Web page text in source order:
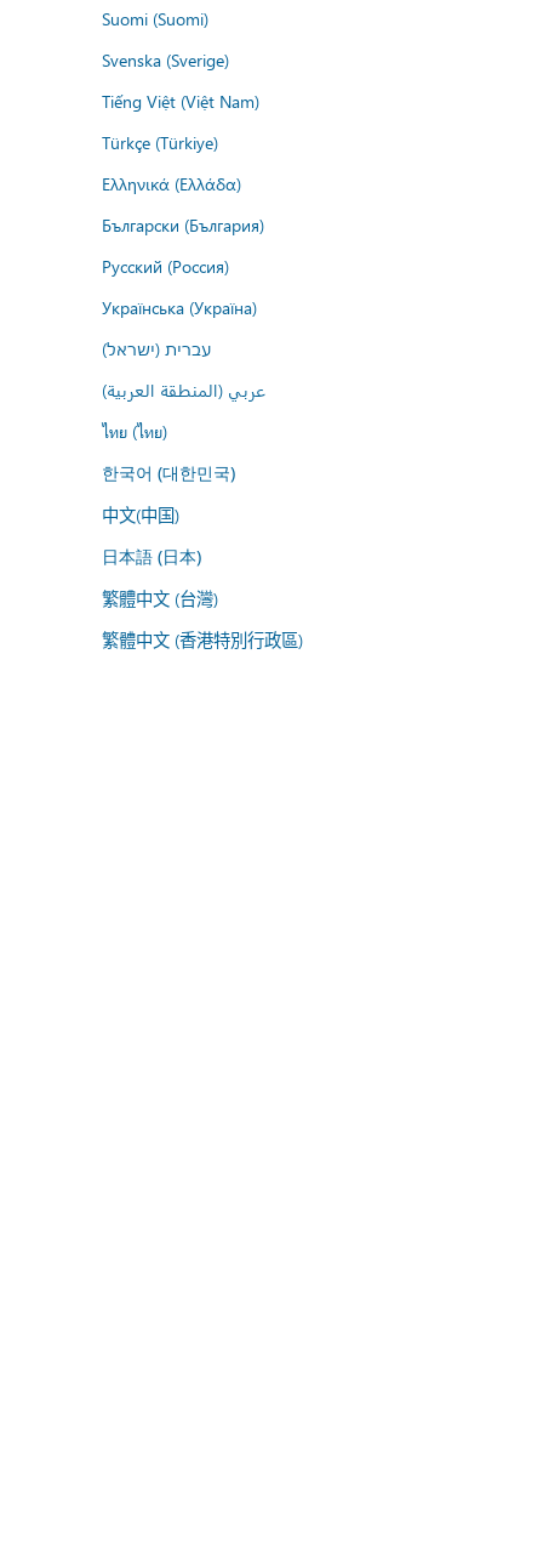
Suomi (Suomi)
Svenska (Sverige)
Tiếng Việt (Việt Nam)
Türkçe (Türkiye)
Ελληνικά (Ελλάδα)
Български (България)
Русский (Россия)
Українська (Україна)
עברית (ישראל)
عربي (المنطقة العربية)
ไทย (ไทย)
한국어 (대한민국)
中文(中国)
日本語 (日本)
繁體中文 (台灣)
繁體中文 (香港特別行政區)